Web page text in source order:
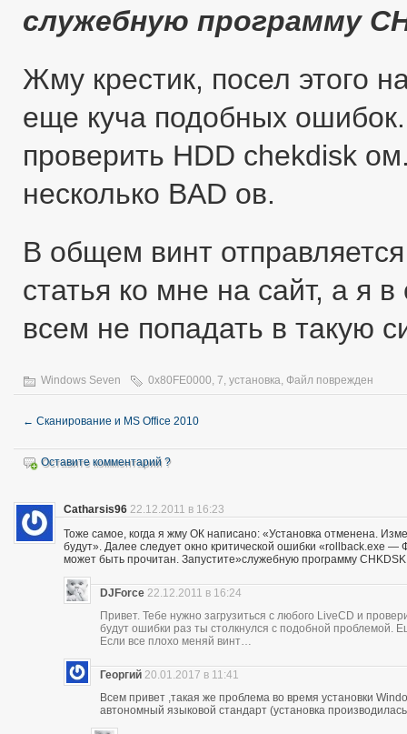
служебную программу
Жму крестик, посел этого
еще куча подобных
проверить HDD chekdisk
несколько BAD ов.
В общем винт
статья ко мне на сайт, а я
всем не попадать в такую
Windows Seven 0x80FE0000, 7, установка, Файл поврежден
← Сканирование и MS Office 2010
Оставите комментарий ?
Catharsis96 22.12.2011 в 16:23
Тоже самое, когда я жму ОК написано: «Установка отменена.
будут». Далее следует окно критической ошибки «rollback.exe
может быть прочитан. Запустите»служебную программу
DJForce 22.12.2011 в 16:24
Привет. Тебе нужно загрузиться с любого LiveCD и
будут ошибки раз ты столкнулся с подобной проблемой.
Если все плохо меняй винт…
Георгий 20.01.2017 в 11:41
Всем привет ,такая же проблема во время установки
автономный языковой стандарт (установка